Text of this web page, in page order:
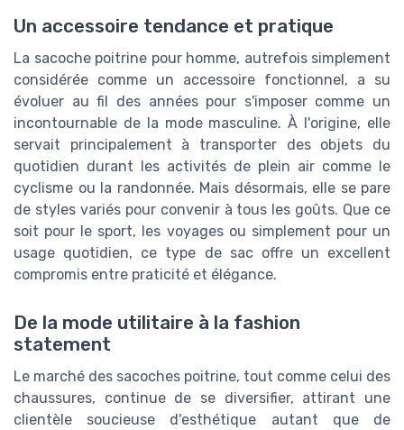
Un accessoire tendance et pratique
La sacoche poitrine pour homme, autrefois simplement
considérée comme un accessoire fonctionnel, a su
évoluer au fil des années pour s'imposer comme un
incontournable de la mode masculine. À l'origine, elle
servait principalement à transporter des objets du
quotidien durant les activités de plein air comme le
cyclisme ou la randonnée. Mais désormais, elle se pare
de styles variés pour convenir à tous les goûts. Que ce
soit pour le sport, les voyages ou simplement pour un
usage quotidien, ce type de sac offre un excellent
compromis entre praticité et élégance.
De la mode utilitaire à la fashion
statement
Le marché des sacoches poitrine, tout comme celui des
chaussures, continue de se diversifier, attirant une
clientèle soucieuse d'esthétique autant que de